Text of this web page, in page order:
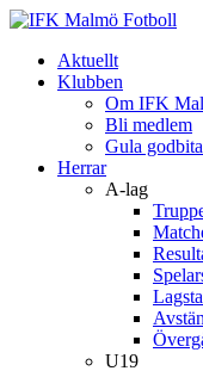
Aktuellt
Klubben
Om IFK
Bli medlem
Gula
Herrar
A-lag
U19